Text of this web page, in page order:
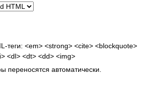
теги: <em> <strong> <cite> <blockquote>
<dl> <dt> <dd> <img>
переносятся автоматически.